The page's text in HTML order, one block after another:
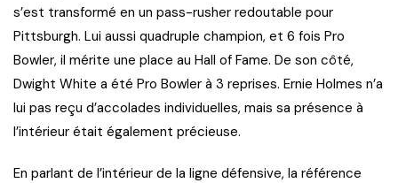
s’est transformé en un pass-rusher redoutable pour
Pittsburgh. Lui aussi quadruple champion, et 6 fois Pro
Bowler, il mérite une place au Hall of Fame. De son côté,
Dwight White a été Pro Bowler à 3 reprises. Ernie Holmes n’a
lui pas reçu d’accolades individuelles, mais sa présence à
l’intérieur était également précieuse.
En parlant de l’intérieur de la ligne défensive, la référence